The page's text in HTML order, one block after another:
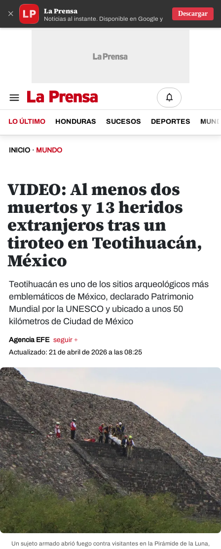
× La Prensa
Noticias al instante. Disponible en Google y IOS
Descargar
LO ÚLTIMO HONDURAS SUCESOS DEPORTES
INICIO · MUNDO
VIDEO: Al menos dos
muertos y 13 heridos
extranjeros tras un
tiroteo en Teotihuacán,
México
Teotihuacán es uno de los sitios arqueológicos más
emblemáticos de México, declarado Patrimonio
Mundial por la UNESCO y ubicado a unos 50
kilómetros de Ciudad de México
Agencia EFE seguir +
Actualizado: 21 de abril de 2026 a las 08:25
Un sujeto armado abrió fuego contra visitantes en la Pirámide de la Luna,